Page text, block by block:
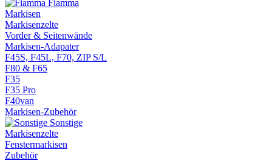
Fiamma
Markisen
Markisenzelte
Vorder & Seitenwände
Markisen-Adapater
F45S, F45L, F70, ZIP S/L
F80 & F65
F35
F35 Pro
F40van
Markisen-Zubehör
Sonstige
Markisenzelte
Fenstermarkisen
Zubehör